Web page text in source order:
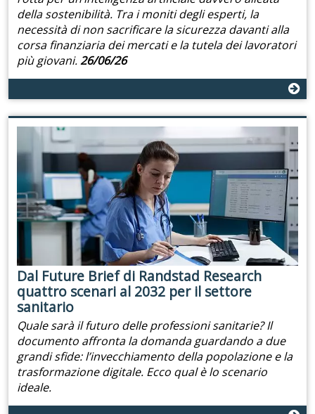
della sostenibilità. Tra i moniti degli esperti, la
necessità di non sacrificare la sicurezza davanti alla
corsa finanziaria dei mercati e la tutela dei lavoratori
più giovani.26/06/26
Dal Future Brief di Randstad Research
quattro scenari al 2032 per il settore
sanitario
Quale sarà il futuro delle professioni sanitarie? Il
documento affronta la domanda guardando a due
grandi sfide: l’invecchiamento della popolazione e la
trasformazione digitale. Ecco qual è lo scenario
ideale.